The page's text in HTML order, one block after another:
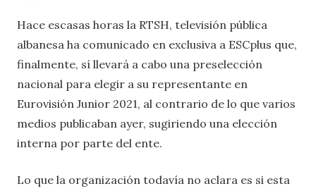
Hace escasas horas la RTSH, televisión pública
albanesa ha comunicado en exclusiva a ESCplus que,
finalmente, sí llevará a cabo una preselección
nacional para elegir a su representante en
Eurovisión Junior 2021, al contrario de lo que varios
medios publicaban ayer, sugiriendo una elección
interna por parte del ente.
Lo que la organización todavía no aclara es si esta